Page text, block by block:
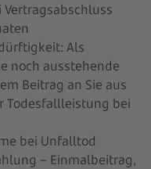
Als
noch ausstehende
Beitrag an Sie aus
Todesfallleistung bei
bei Unfalltod
– Einmalbeitrag,